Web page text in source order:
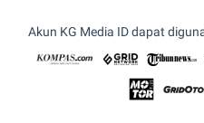
Akun KG Media ID dapat